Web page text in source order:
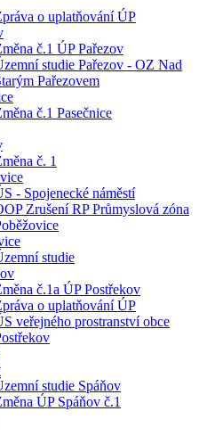
o uplatňování ÚP
č.1 ÚP Pařezov
studie Pařezov - OZ Nad
Pařezovem
č.1 Pasečnice
č. 1
- Spojenecké náměstí
Zrušení RP Průmyslová zóna
studie
č.1a ÚP Postřekov
o uplatňování ÚP
veřejného prostranství obce
studie Spáňov
ÚP Spáňov č.1